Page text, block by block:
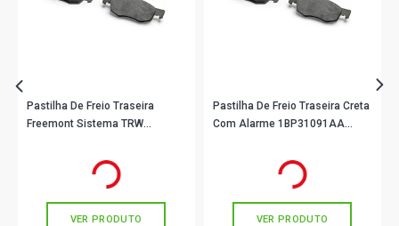
Pastilha De Freio Traseira
Freemont Sistema TRW
em até 4x de
VER PRODUTO
Pastilha De Freio Traseira Creta
Com Alarme 1BP31091AA
em até 3x de
VER PRODUTO